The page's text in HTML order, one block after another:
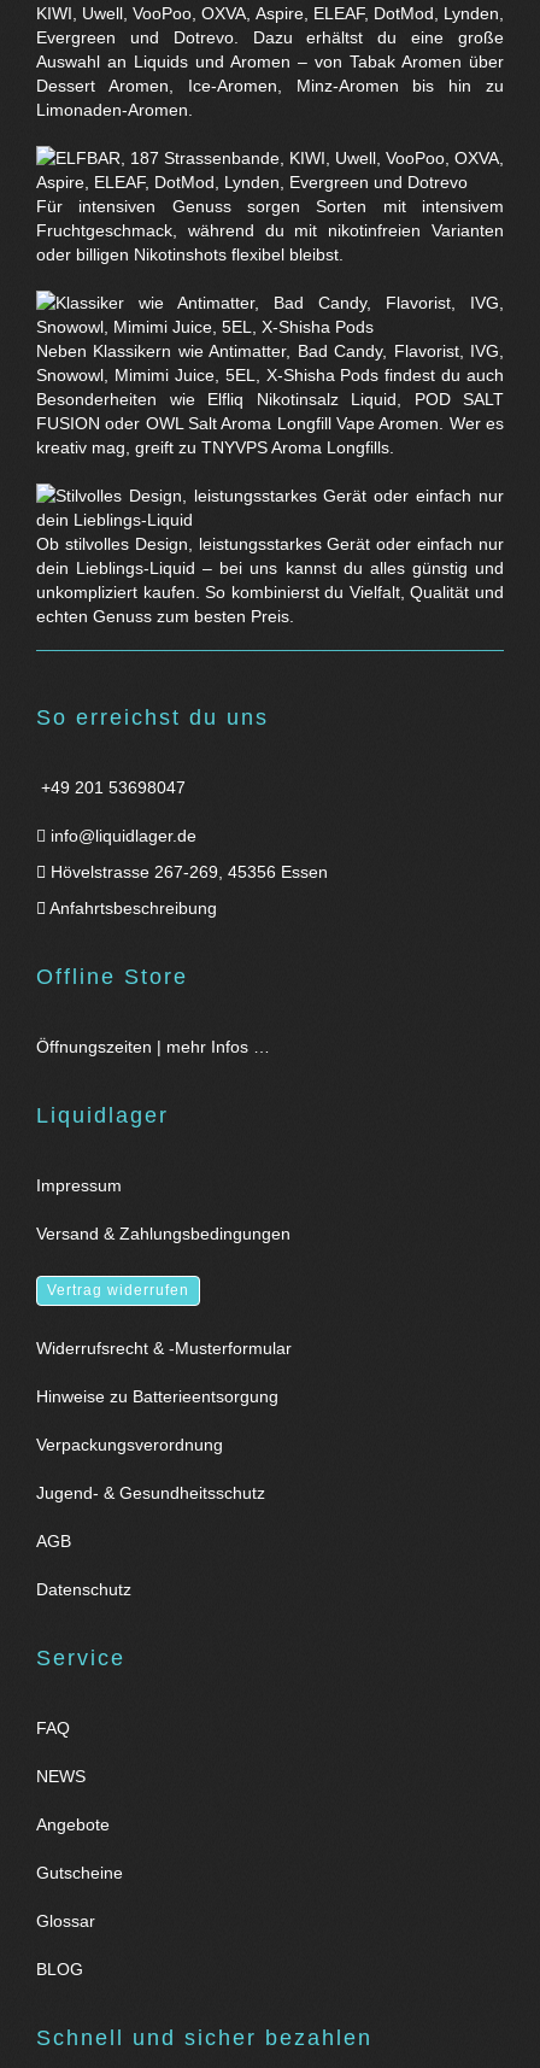
KIWI, Uwell, VooPoo, OXVA, Aspire, ELEAF, DotMod, Lynden,
Evergreen und Dotrevo. Dazu erhältst du eine große
Auswahl an Liquids und Aromen – von Tabak Aromen über
Dessert Aromen, Ice-Aromen, Minz-Aromen bis hin zu
Limonaden-Aromen.
Für intensiven Genuss sorgen Sorten mit intensivem
Fruchtgeschmack, während du mit nikotinfreien Varianten
oder billigen Nikotinshots flexibel bleibst.
Neben Klassikern wie Antimatter, Bad Candy, Flavorist, IVG,
Snowowl, Mimimi Juice, 5EL, X-Shisha Pods findest du auch
Besonderheiten wie Elfliq Nikotinsalz Liquid, POD SALT
FUSION oder OWL Salt Aroma Longfill Vape Aromen. Wer es
kreativ mag, greift zu TNYVPS Aroma Longfills.
Ob stilvolles Design, leistungsstarkes Gerät oder einfach nur
dein Lieblings-Liquid – bei uns kannst du alles günstig und
unkompliziert kaufen. So kombinierst du Vielfalt, Qualität und
echten Genuss zum besten Preis.
So erreichst du uns
+49 201 53698047
info@liquidlager.de
Hövelstrasse 267-269, 45356 Essen
Anfahrtsbeschreibung
Offline Store
Öffnungszeiten | mehr Infos …
Liquidlager
Impressum
Versand & Zahlungsbedingungen
Vertrag widerrufen
Widerrufsrecht & -Musterformular
Hinweise zu Batterieentsorgung
Verpackungsverordnung
Jugend- & Gesundheitsschutz
AGB
Datenschutz
Service
FAQ
NEWS
Angebote
Gutscheine
Glossar
BLOG
Schnell und sicher bezahlen